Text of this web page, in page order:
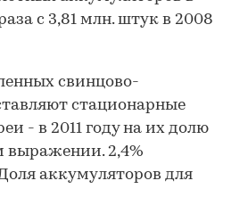
с 3,81 млн. штук в 2008
свинцово-
стационарные
- в 2011 году на их долю
выражении. 2,4%
аккумуляторов для